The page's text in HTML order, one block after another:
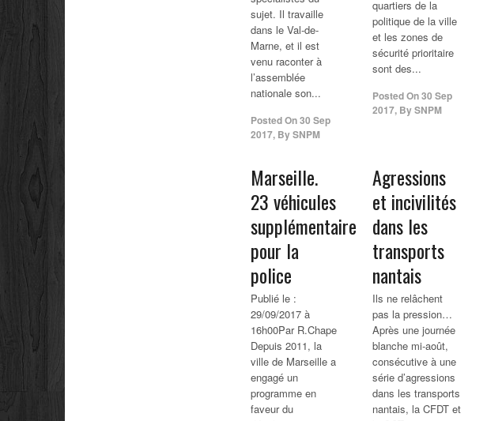
sujet. Il travaille
dans le Val-de-
Marne, et il est
venu raconter à
l’assemblée
nationale son...
Posted On30 Sep
2017, BySNPM
quartiers de la
politique de la ville
et les zones de
sécurité prioritaire
sont des...
Posted On30 Sep
2017, BySNPM
Marseille.
23 véhicules
supplémentaires
pour la
police
Publié le :
29/09/2017 à
16h00Par R.Chape
Depuis 2011, la
ville de Marseille a
engagé un
programme en
faveur du
Agressions
et incivilités
dans les
transports
nantais
Ils ne relâchent
pas la pression…
Après une journée
blanche mi-août,
consécutive à une
série d’agressions
dans les transports
nantais, la CFDT et